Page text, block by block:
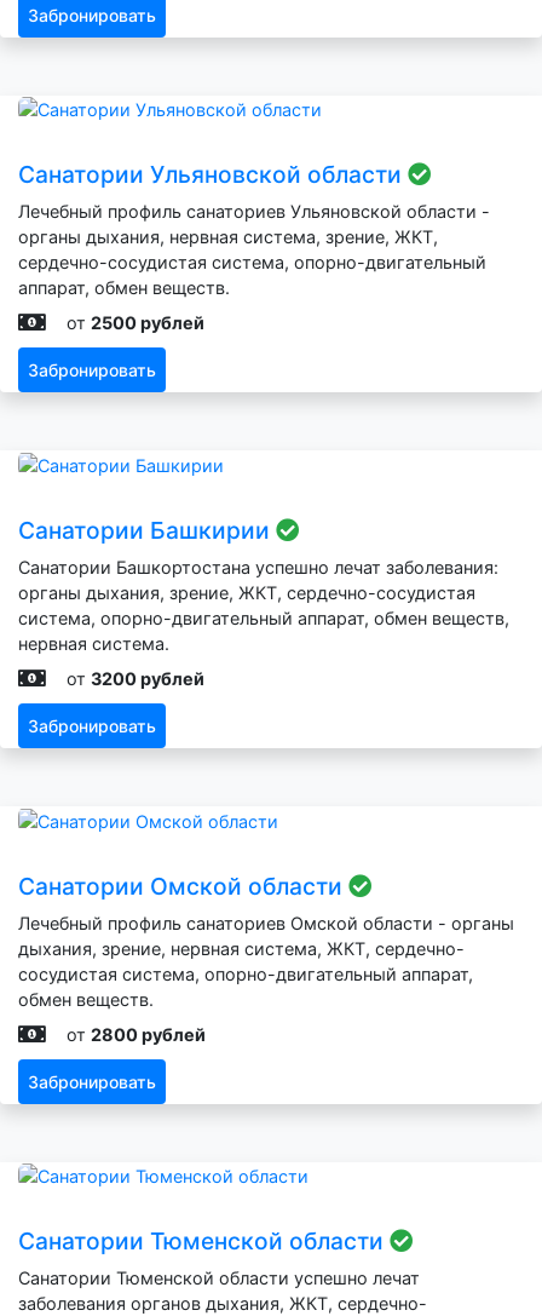
Забронировать
Санатории Ульяновской области
Лечебный профиль санаториев Ульяновской области -
органы дыхания, нервная система, зрение, ЖКТ,
сердечно-сосудистая система, опорно-двигательный
аппарат, обмен веществ.
от 2500 рублей
Забронировать
Санатории Башкирии
Санатории Башкортостана успешно лечат заболевания:
органы дыхания, зрение, ЖКТ, сердечно-сосудистая
система, опорно-двигательный аппарат, обмен веществ,
нервная система.
от 3200 рублей
Забронировать
Санатории Омской области
Лечебный профиль санаториев Омской области - органы
дыхания, зрение, нервная система, ЖКТ, сердечно-
сосудистая система, опорно-двигательный аппарат,
обмен веществ.
от 2800 рублей
Забронировать
Санатории Тюменской области
Санатории Тюменской области успешно лечат
заболевания органов дыхания, ЖКТ, сердечно-